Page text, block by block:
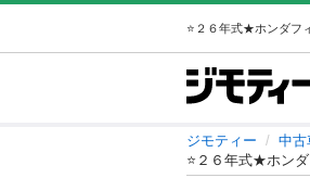
ジモティー 中古
⭐２６年式★ホン